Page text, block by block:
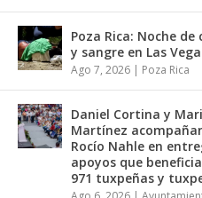
Poza Rica: Noche de
y sangre en Las
Ago 7, 2026 | Poza Rica
Daniel Cortina y
Martínez
Rocío Nahle en
apoyos que
971 tuxpeñas y